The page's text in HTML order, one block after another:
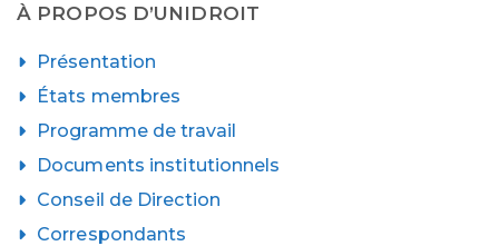
À PROPOS D’UNIDROIT
Présentation
États membres
Programme de travail
Documents institutionnels
Conseil de Direction
Correspondants